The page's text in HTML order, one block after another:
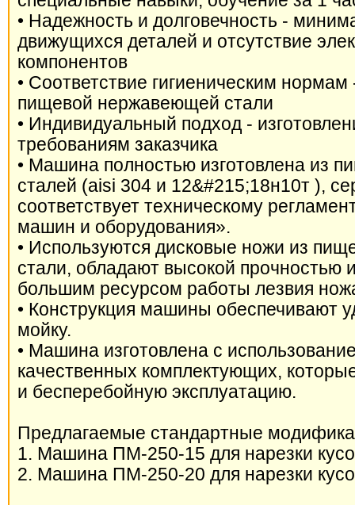
• Надежность и долговечность -
движущихся деталей и отсутствие
компонентов
• Соответствие гигиеническим нормам
пищевой нержавеющей стали
• Индивидуальный подход -
требованиям заказчика
• Машина полностью изготовлена из
сталей (aisi 304 и 12&#215;18н10т ),
соответствует техническому
машин и оборудования».
• Используются дисковые ножи из
стали, обладают высокой прочностью
большим ресурсом работы лезвия
• Конструкция машины обеспечивают
мойку.
• Машина изготовлена с
качественных комплектующих,
и бесперебойную эксплуатацию.
Предлагаемые стандартные
1. Машина ПМ-250-15 для нарезки
2. Машина ПМ-250-20 для нарезки